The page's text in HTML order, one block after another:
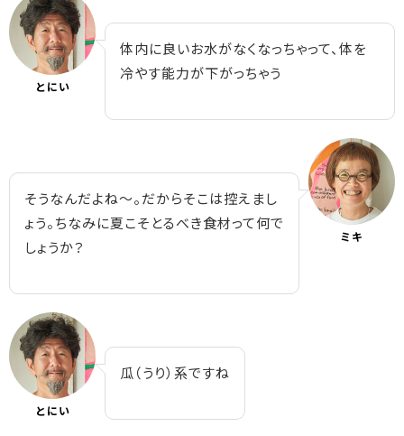
とにい
体内に良いお水がなくなっちゃって、体を
冷やす能力が下がっちゃう
そうなんだよね～。だからそこは控えまし
ょう。ちなみに夏こそとるべき食材って何で
しょうか？
ミキ
とにい
瓜（うり）系ですね